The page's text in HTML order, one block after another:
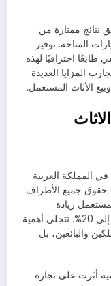
نتائج ممتازة من
المتاحة. توفير
طابعًا احترافيًا لهذه
المزايا العديدة
الأثاث المستعمل.
في المملكة العربية
حقوق جميع الأطراف
المستعمل زيادة
ملحوظة، حيث ارتفع الطلب بمعدل نمو يصل إلى 20%. تتجلى أهمية
والبائعين، بل
أثرت على تجارة